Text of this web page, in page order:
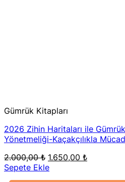
Gümrük Kitapları
2026 Zihin Haritaları ile
Yönetmeliği-Kaçakçılıkla
2.000,00₺ Orijinal
fiyat:
1.650,00 ₺Şu
Sepete Ekle